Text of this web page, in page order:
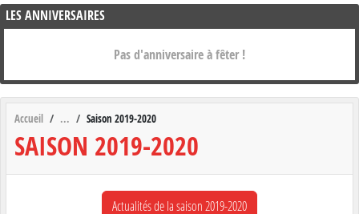
Accueil Saison 2019-2020
SAISON 2019-2020
Actualités de la saison 2019-2020
LES ANNIVERSAIRES
Pas d'anniversaire à fêter !